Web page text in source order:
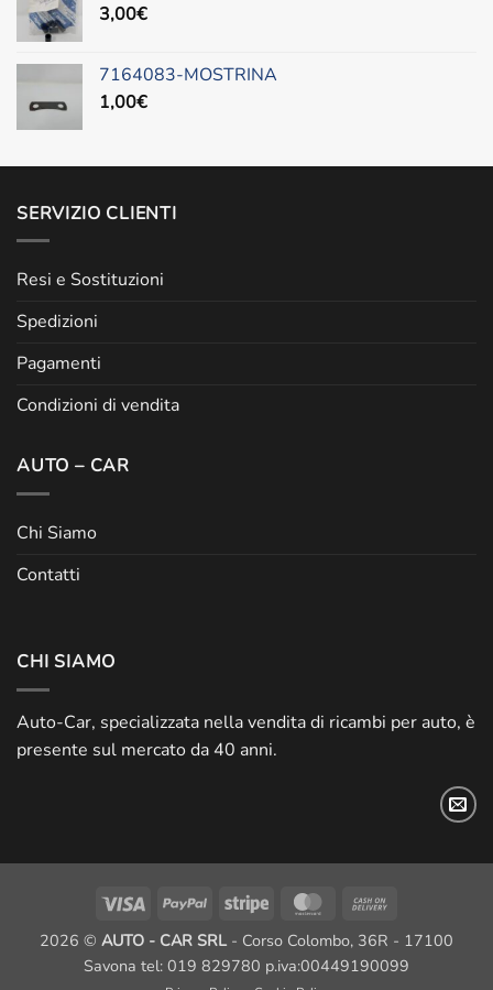
3,00€
7164083-MOSTRINA
1,00€
SERVIZIO CLIENTI
Resi e Sostituzioni
Spedizioni
Pagamenti
Condizioni di vendita
AUTO – CAR
Chi Siamo
Contatti
CHI SIAMO
Auto-Car, specializzata nella vendita di ricambi per auto, è
presente sul mercato da 40 anni.
Visa PayPal Stripe MasterCard
Delivery
2026 © AUTO - CAR SRL - Corso Colombo, 36R - 17100
Savona tel: 019 829780 p.iva:00449190099